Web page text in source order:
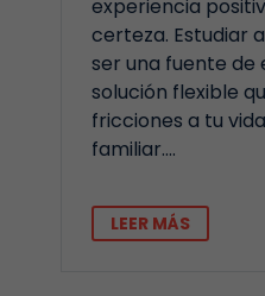
experiencia
certeza. Estudiar
ser una fuente de
solución flexible
fricciones a tu
familiar….
LEER MÁS